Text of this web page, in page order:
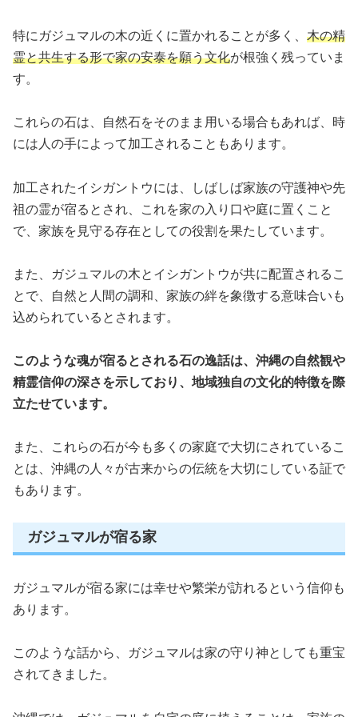
特にガジュマルの木の近くに置かれることが多く、 木の精
霊と共生する形で家の安泰を願う文化が根強く残っていま
す。
これらの石は、自然石をそのまま用いる場合もあれば、時
には人の手によって加工されることもあります。
加工されたイシガントウには、しばしば家族の守護神や先
祖の霊が宿るとされ、これを家の入り口や庭に置くこと
で、家族を見守る存在としての役割を果たしています。
また、ガジュマルの木とイシガントウが共に配置されるこ
とで、自然と人間の調和、家族の絆を象徴する意味合いも
込められているとされます。
このような魂が宿るとされる石の逸話は、沖縄の自然観や
精霊信仰の深さを示しており、地域独自の文化的特徴を際
立たせています。
また、これらの石が今も多くの家庭で大切にされているこ
とは、沖縄の人々が古来からの伝統を大切にしている証で
もあります。
ガジュマルが宿る家
ガジュマルが宿る家には幸せや繁栄が訪れるという信仰も
あります。
このような話から、ガジュマルは家の守り神としても重宝
されてきました。